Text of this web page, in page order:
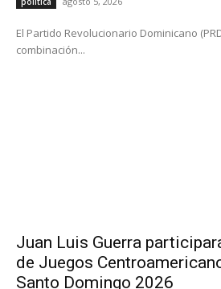
El Partido Revolucionario Dominicano
combinación...
Juan Luis Guerra
de Juegos
Santo Domingo 2026